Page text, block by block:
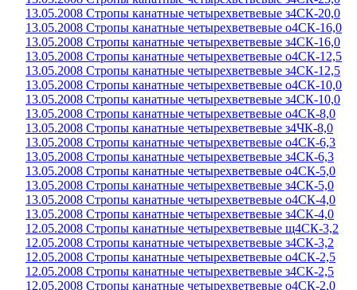
13.05.2008 Стропы канатные четырехветвевые з4СК-20,0
13.05.2008 Стропы канатные четырехветвевые о4СК-16,0
13.05.2008 Стропы канатные четырехветвевые з4СК-16,0
13.05.2008 Стропы канатные четырехветвевые о4СК-12,5
13.05.2008 Стропы канатные четырехветвевые з4СК-12,5
13.05.2008 Стропы канатные четырехветвевые о4СК-10,0
13.05.2008 Стропы канатные четырехветвевые з4СК-10,0
13.05.2008 Стропы канатные четырехветвевые о4СК-8,0
13.05.2008 Стропы канатные четырехветвевые з4ЧК-8,0
13.05.2008 Стропы канатные четырехветвевые о4СК-6,3
13.05.2008 Стропы канатные четырехветвевые з4СК-6,3
13.05.2008 Стропы канатные четырехветвевые о4СК-5,0
13.05.2008 Стропы канатные четырехветвевые з4СК-5,0
13.05.2008 Стропы канатные четырехветвевые о4СК-4,0
13.05.2008 Стропы канатные четырехветвевые з4СК-4,0
12.05.2008 Стропы канатные четырехветвевые щ4СК-3,2
12.05.2008 Стропы канатные четырехветвевые з4СК-3,2
12.05.2008 Стропы канатные четырехветвевые о4СК-2,5
12.05.2008 Стропы канатные четырехветвевые з4СК-2,5
12.05.2008 Стропы канатные четырехветвевые о4СК-2,0